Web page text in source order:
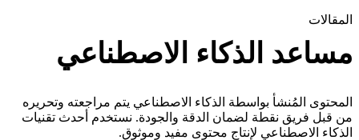
المقالات
مساعد الذكاء الاصطناعي
المحتوى المُنشأ بواسطة الذكاء الاصطناعي يتم مراجعته وتحريره
من قبل فريق نقطة لضمان الدقة والجودة. نستخدم أحدث تقنيات
الذكاء الاصطناعي لإنتاج محتوى مفيد وموثوق.